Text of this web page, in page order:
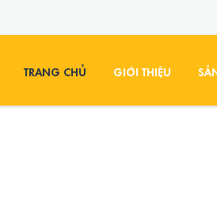
TRANG CHỦ GIỚI THIỆU